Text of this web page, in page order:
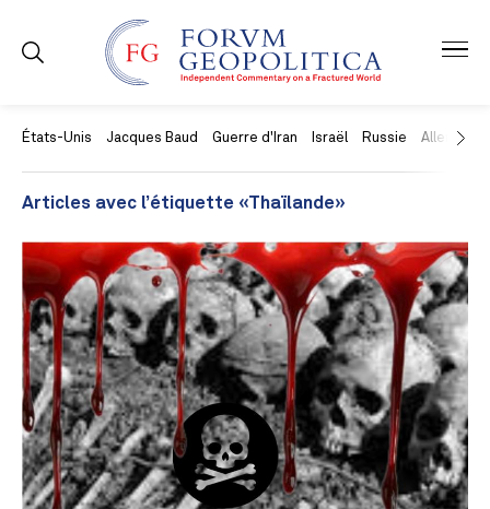
États-Unis Jacques Baud Guerre d'Iran Israël Russie Allemagne
Articles avec l’étiquette «Thaïlande»